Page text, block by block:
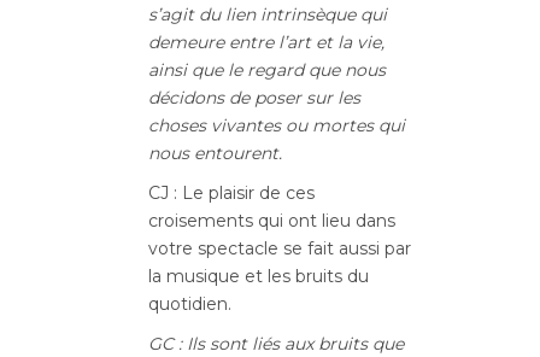
s’agit du lien intrinsèque qui
demeure entre l’art et la vie,
ainsi que le regard que nous
décidons de poser sur les
choses vivantes ou mortes qui
nous entourent.
CJ : Le plaisir de ces
croisements qui ont lieu dans
votre spectacle se fait aussi par
la musique et les bruits du
quotidien.
GC : Ils sont liés aux bruits que